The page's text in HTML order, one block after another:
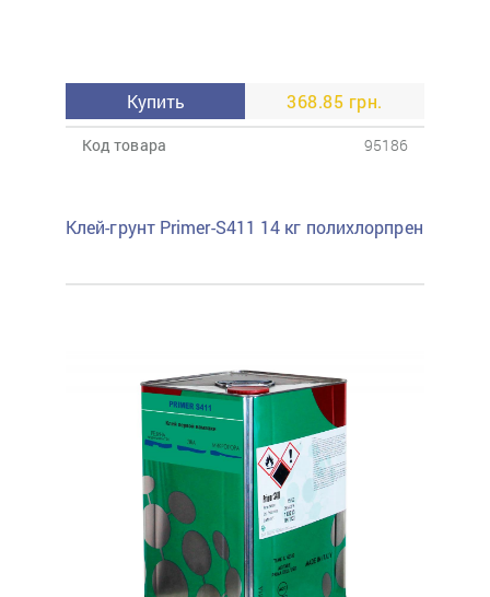
Купить 368.85 грн.
Код товара 95186
Клей-грунт Primer-S411 14 кг полихлорпрен